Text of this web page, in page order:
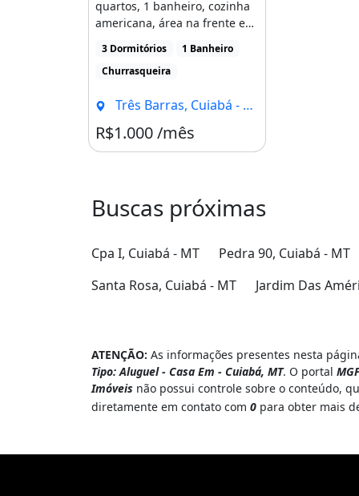
quartos, 1 banheiro, cozinha
americana, área na frente e
3 Dormitórios
1 Banheiro
Churrasqueira
Três Barras, Cuiabá - MT
R$1.000 /mês
Buscas próximas
Cpa I, Cuiabá - MT Pedra 90, Cuiabá - MT
Santa Rosa, Cuiabá - MT
Jardim Das
ATENÇÃO: As informações presentes nesta
Tipo: Aluguel - Casa Em - Cuiabá, MT. O portal
Imóveis não possui controle sobre o conteúdo,
diretamente em contato com 0 para obter mais